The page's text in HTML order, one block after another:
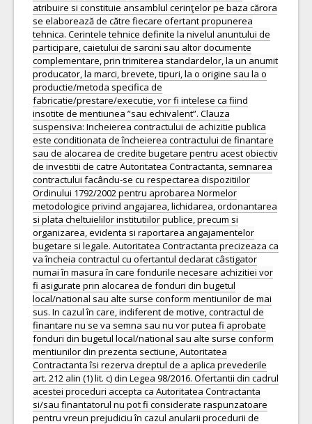
atribuire si constituie ansamblul cerinţelor pe baza cărora
se elaborează de către fiecare ofertant propunerea
tehnica. Cerintele tehnice definite la nivelul anuntului de
participare, caietului de sarcini sau altor documente
complementare, prin trimiterea standardelor, la un anumit
producator, la marci, brevete, tipuri, la o origine sau la o
productie/metoda specifica de
fabricatie/prestare/executie, vor fi intelese ca fiind
insotite de mentiunea ”sau echivalent”. Clauza
suspensiva: Incheierea contractului de achizitie publica
este conditionata de încheierea contractului de finantare
sau de alocarea de credite bugetare pentru acest obiectiv
de investitii de catre Autoritatea Contractanta, semnarea
contractului facându-se cu respectarea dispozitiilor
Ordinului 1792/2002 pentru aprobarea Normelor
metodologice privind angajarea, lichidarea, ordonantarea
si plata cheltuielilor institutiilor publice, precum si
organizarea, evidenta si raportarea angajamentelor
bugetare si legale. Autoritatea Contractanta precizeaza ca
va încheia contractul cu ofertantul declarat câstigator
numai în masura în care fondurile necesare achizitiei vor
fi asigurate prin alocarea de fonduri din bugetul
local/national sau alte surse conform mentiunilor de mai
sus. In cazul în care, indiferent de motive, contractul de
finantare nu se va semna sau nu vor putea fi aprobate
fonduri din bugetul local/national sau alte surse conform
mentiunilor din prezenta sectiune, Autoritatea
Contractanta îsi rezerva dreptul de a aplica prevederile
art. 212 alin (1) lit. c) din Legea 98/2016. Ofertantii din cadrul
acestei proceduri accepta ca Autoritatea Contractanta
si/sau finantatorul nu pot fi considerate raspunzatoare
pentru vreun prejudiciu în cazul anularii procedurii de